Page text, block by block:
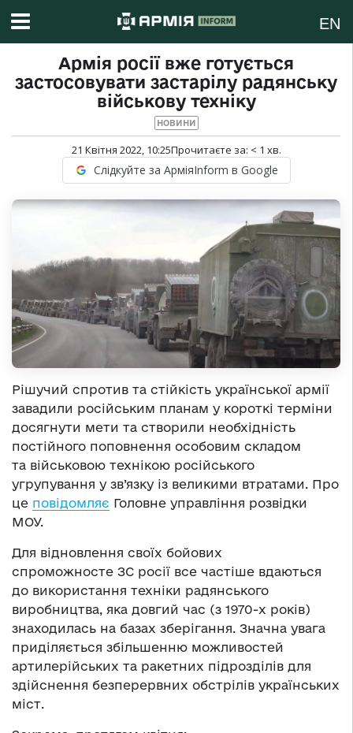
EN
Армія росії вже готується
застосовувати застарілу радянську
військову техніку
НОВИНИ
21 Квітня 2022, 10:25Прочитаєте за: < 1 хв.
Слідкуйте за АрміяInform в Google
Рішучий спротив та стійкість української армії
завадили російським планам у короткі терміни
досягнути мети та створили необхідність
постійного поповнення особовим складом
та військовою технікою російського
угрупування у зв’язку із великими втратами. Про
це повідомляє Головне управління розвідки
МОУ.
Для відновлення своїх бойових
спроможносте ЗС росії все частіше вдаються
до використання техніки радянського
виробництва, яка довгий час (з 1970-х років)
знаходилась на базах зберігання. Значна увага
приділяється збільшенню можливостей
артилерійських та ракетних підрозділів для
здійснення безперервних обстрілів українських
міст.